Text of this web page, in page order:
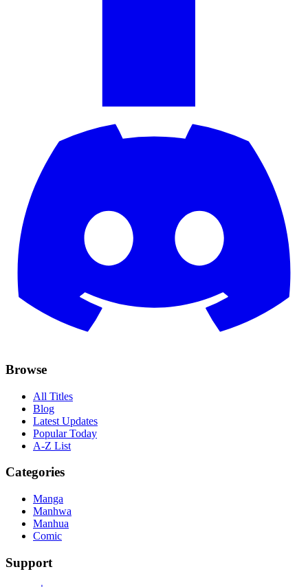
Browse
All Titles
Blog
Latest Updates
Popular Today
A-Z List
Categories
Manga
Manhwa
Manhua
Comic
Support